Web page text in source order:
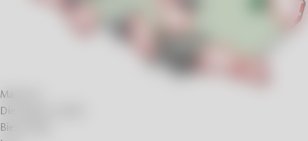
Masuren
Die Region Lublin
Bieszczady